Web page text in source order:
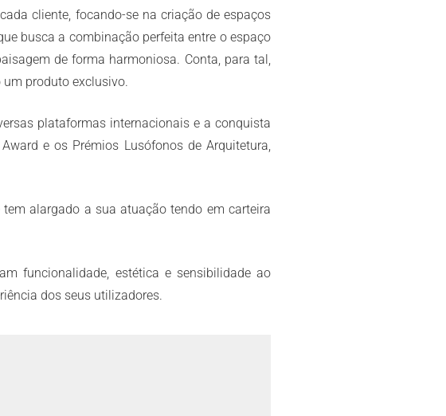
cliente, focando-se na criação de espaços
busca a combinação perfeita entre o espaço
de forma harmoniosa. Conta, para tal,
produto exclusivo.
plataformas internacionais e a conquista
e os Prémios Lusófonos de Arquitetura,
alargado a sua atuação tendo em carteira
funcionalidade, estética e sensibilidade ao
dos seus utilizadores.